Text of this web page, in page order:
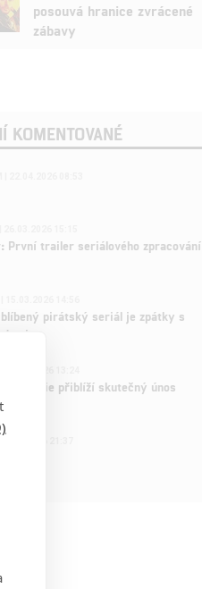
posouvá hranice zvrácené
zábavy
KOMENTOVANÉ
První trailer seriálového zpracování
pirátský seriál je zpátky s
série přiblíží skutečný únos